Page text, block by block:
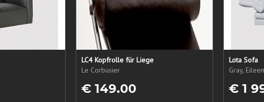
LC4 Kopfrolle für Liege
Le Corbusier
€ 149.00
Lota Sofa
Gray, Eileen
€ 1